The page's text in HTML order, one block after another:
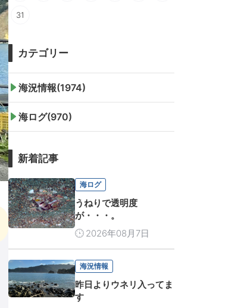
31
カテゴリー
海況情報(1974)
海ログ(970)
新着記事
海ログ
うねりで透明度
が・・・。
2026年08月7日
海況情報
昨日よりウネリ入ってま
す